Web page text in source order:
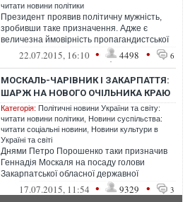
читати новини політики
Президент проявив політичну мужність,
зробивши таке призначення. Адже є
величезна ймовірність пропагандистської
атаки опонентів, які розкажуть, який «...
22.07.2015, 16:10 • 4498 • 6
МОСКАЛЬ-ЧАРІВНИК І ЗАКАРПАТТЯ:
ШАРЖ НА НОВОГО ОЧІЛЬНИКА КРАЮ
Категорія: Політичні новини України та світу:
читати новини політики Новини суспільства:
читати соціальні новини Новини культури в
Україні та світі
Днями Петро Порошенко таки призначив
Геннадія Москаля на посаду голови
Закарпатської обласної державної
адміністрації. Панові Москалеві вже вкотре
вип...
17.07.2015, 11:54 • 9329 • 3